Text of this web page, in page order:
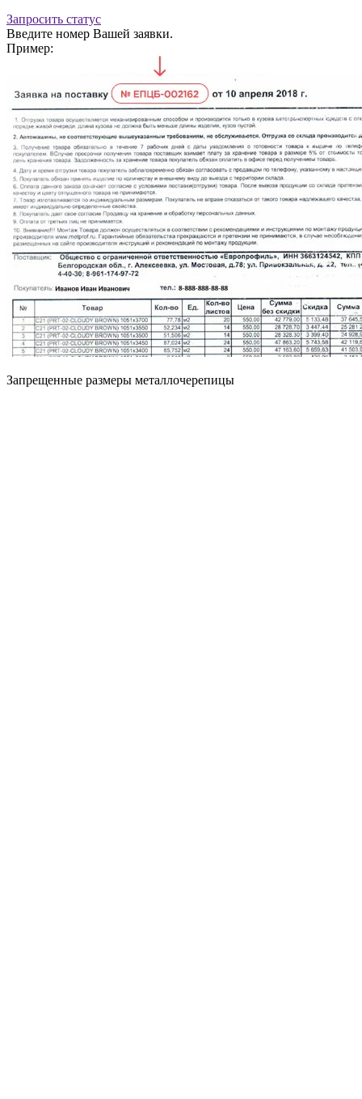
Запросить статус
Введите номер Вашей заявки.
Пример:
Запрещенные размеры металлочерепицы